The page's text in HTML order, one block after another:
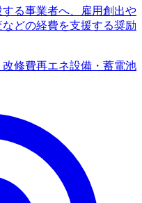
る事業者へ、雇用創出や
どの経費を支援する奨励
改修費再エネ設備・蓄電池